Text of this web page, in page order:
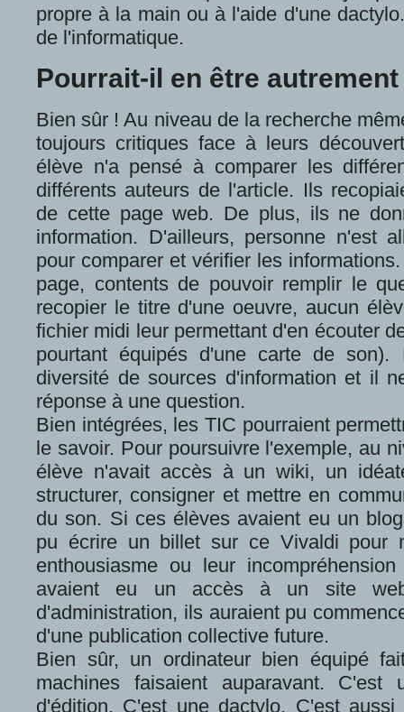
propre à la main ou à l'aide d'une
de l'informatique.
Pourrait-il en être autrement
Bien sûr ! Au niveau de la recherche
toujours critiques face à leurs
élève n'a pensé à comparer les
différents auteurs de l'article. Ils
de cette page web. De plus, ils ne
information. D'ailleurs, personne n'est
pour comparer et vérifier les
page, contents de pouvoir remplir le
recopier le titre d'une oeuvre, aucun
fichier midi leur permettant d'en écouter
pourtant équipés d'une carte de
diversité de sources d'information et il
réponse à une question.
Bien intégrées, les TIC pourraient
le savoir. Pour poursuivre l'exemple, au
élève n'avait accès à un wiki, un
structurer, consigner et mettre en
du son. Si ces élèves avaient eu un
pu écrire un billet sur ce Vivaldi pour
enthousiasme ou leur
avaient eu un accès à un site
d'administration, ils auraient pu
d'une publication collective future.
Bien sûr, un ordinateur bien équipé
machines faisaient auparavant.
d'édition. C'est une dactylo. C'est